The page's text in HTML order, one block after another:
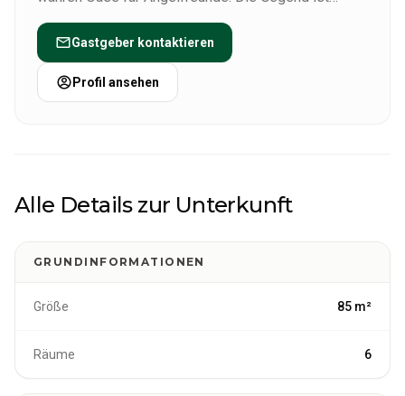
Fänge und bietet unvergessliche Erlebnisse,
darunter den Nervenkitzel beim Fang großer Hechte
von über einem Meter Länge.
sowie Natur- und Wellnesserlebnissen ganz nach
Gastgeber kontaktieren
Profil ansehen
Alle Details zur Unterkunft
GRUNDINFORMATIONEN
Größe 85 m²
Räume 6